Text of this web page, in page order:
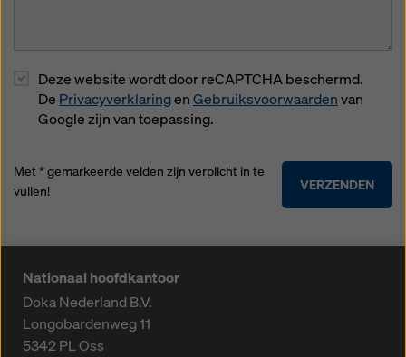
Deze website wordt door reCAPTCHA beschermd.
De PrivacyverklaringenGebruiksvoorwaardenvan
Google zijn van toepassing.
VERZENDEN
Met * gemarkeerde velden zijn verplicht in te
vullen!
Nationaal hoofdkantoor
Doka Nederland B.V.
Longobardenweg 11
5342 PLOss